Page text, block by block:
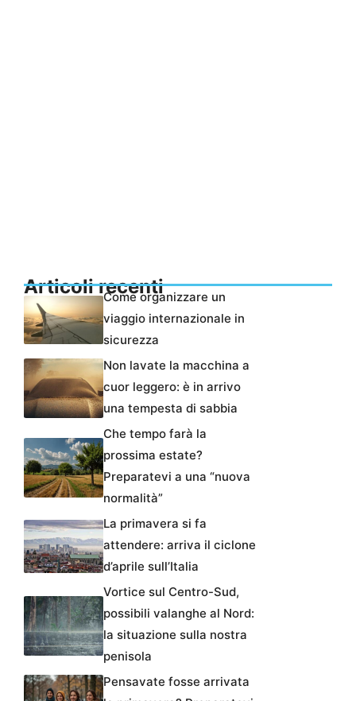
Articoli recentiCome organizzare un
viaggio internazionale in
sicurezza
Non lavate la macchina a
cuor leggero: è in arrivo
una tempesta di sabbia
Che tempo farà la
prossima estate?
Preparatevi a una “nuova
normalità”
La primavera si fa
attendere: arriva il ciclone
d’aprile sull’Italia
Vortice sul Centro-Sud,
possibili valanghe al Nord:
la situazione sulla nostra
penisola
Pensavate fosse arrivata